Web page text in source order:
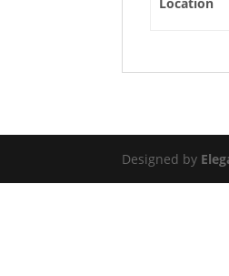
Designed by